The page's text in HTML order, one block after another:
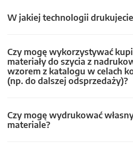
W jakiej technologii
Czy mogę wykorzystywać
materiały do szycia z
wzorem z katalogu w celach
(np. do dalszej odsprzedaży)?
Czy mogę wydrukować
materiale?